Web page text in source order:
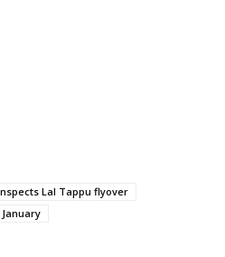
Lal Tappu flyover